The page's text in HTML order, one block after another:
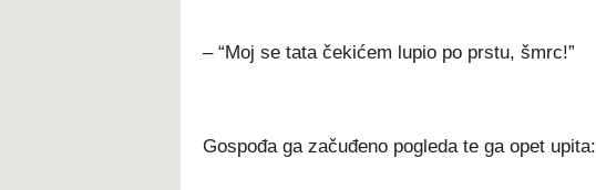
– “Moj se tata čekićem lupio po prstu, šmrc!”
Gospođa ga začuđeno pogleda te ga opet upita: